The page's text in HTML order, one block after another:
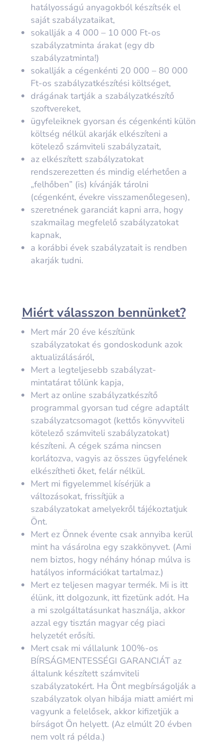
hatályosságú anyagokból készítsék el
saját szabályzataikat,
sokallják a 4 000 – 10 000 Ft-os
szabályzatminta árakat (egy db
szabályzatminta!)
sokallják a cégenkénti 20 000 – 80 000
Ft-os szabályzatkészítési költséget,
drágának tartják a szabályzatkészítő
szoftvereket,
ügyfeleiknek gyorsan és cégenkénti külön
költség nélkül akarják elkészíteni a
kötelező számviteli szabályzatait,
az elkészített szabályzatokat
rendszerezetten és mindig elérhetően a
„felhőben” (is) kívánják tárolni
(cégenként, évekre visszamenőlegesen),
szeretnének garanciát kapni arra, hogy
szakmailag megfelelő szabályzatokat
kapnak,
a korábbi évek szabályzatait is rendben
akarják tudni.
Miért válasszon bennünket?
Mert már 20 éve készítünk
szabályzatokat és gondoskodunk azok
aktualizálásáról,
Mert a legteljesebb szabályzat-
mintatárat tőlünk kapja,
Mert az online szabályzatkészítő
programmal gyorsan tud cégre adaptált
szabályzatcsomagot (kettős könyvviteli
kötelező számviteli szabályzatokat)
készíteni. A cégek száma nincsen
korlátozva, vagyis az összes ügyfelének
elkészítheti őket, felár nélkül.
Mert mi figyelemmel kísérjük a
változásokat, frissítjük a
szabályzatokat amelyekről tájékoztatjuk
Önt.
Mert ez Önnek évente csak annyiba kerül
mint ha vásárolna egy szakkönyvet. (Ami
nem biztos, hogy néhány hónap múlva is
hatályos információkat tartalmaz.)
Mert ez teljesen magyar termék. Mi is itt
élünk, itt dolgozunk, itt fizetünk adót. Ha
a mi szolgáltatásunkat használja, akkor
azzal egy tisztán magyar cég piaci
helyzetét erősíti.
Mert csak mi vállalunk 100%-os
BÍRSÁGMENTESSÉGI GARANCIÁT az
általunk készített számviteli
szabályzatokért. Ha Önt megbírságolják a
szabályzatok olyan hibája miatt amiért mi
vagyunk a felelősek, akkor kifizetjük a
bírságot Ön helyett. (Az elmúlt 20 évben
nem volt rá példa.)